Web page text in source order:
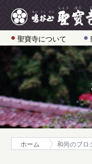
聖寶寺について
ホーム 和尚のブロ